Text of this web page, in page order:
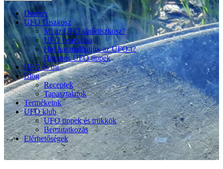
Domov
UFO Diszkosz
Mi az UFO sütődiszkosz?
UFO beavatása
Hol használhatjuk az UFO-t?
Hasznos UFO tippek
UFO és mi
Blog
Receptek
Tapasztalatok
Termékeink
UFO klub
UFO tippek és trükkök
Bemutatkozás
Elérhetőségek